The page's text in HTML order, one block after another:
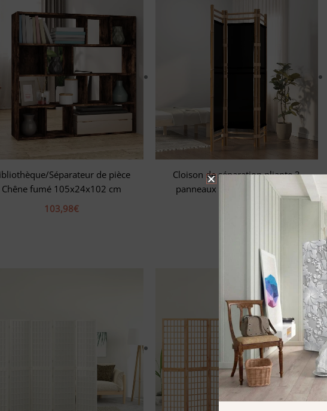
Séparateur de pièce
Chêne fumé 105x24x102 cm
103,98€
Cloison de séparation pliante 3
panneaux 120 cm Bambou et